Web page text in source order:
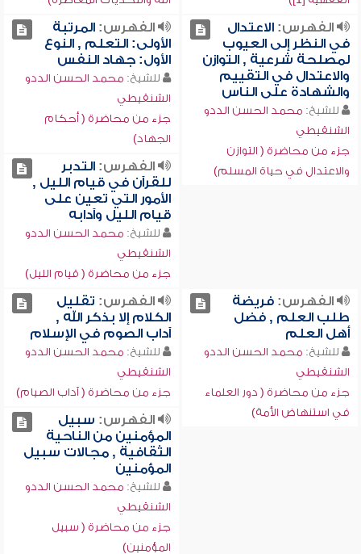
الفهرس:الاعتدال
في النظر إلى العيوب
لمصلحة شرعية , التوازن
والاعتدال في التقييم
والشهادة على الناس
للشيخ: محمد الحسن الددو
الشنقيطي
جزء من محاضرة ( التوازن
والاعتدال في حياة المسلم)
الفهرس:المرتبة
الأولى: التعلم , النوع
الأول: جهاد النفس
للشيخ: محمد الحسن الددو
الشنقيطي
جزء من محاضرة ( أحكام
الجهاد)
الفهرس:التدبر
للقرآن في قيام الليل ,
الأمور التي تعين على
قيام الليل وآدابه
للشيخ: محمد الحسن الددو
الشنقيطي
جزء من محاضرة ( قيام الليل)
الفهرس:فريضة
طلب العلم , فضل
أهل العلم
للشيخ: محمد الحسن الددو
الشنقيطي
جزء من محاضرة ( دور العلماء
في استنهاض الأمة)
الفهرس: تقليل
الكلام إلا بذكر الله ,
آداب الصوم في الإسلام
للشيخ: محمد الحسن الددو
الشنقيطي
جزء من محاضرة ( آداب الصيام)
الفهرس: سبيل
المؤمنين من الناحية
الثقافية , مجالات سبيل
المؤمنين
للشيخ: محمد الحسن الددو
الشنقيطي
جزء من محاضرة ( سبيل
المؤمنين)